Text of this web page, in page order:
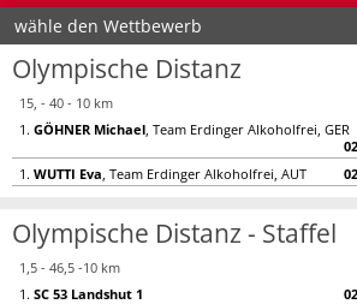
wähle den Wettbewerb
Olympische Distanz
15, - 40 - 10 km
1. GÖHNER Michael , Team Erdinger Alkoholfrei, GER
1. WUTTI Eva , Team Erdinger Alkoholfrei, AUT
Olympische Distanz - Staffel
1,5 - 46,5 -10 km
1. SC 53 Landshut 1